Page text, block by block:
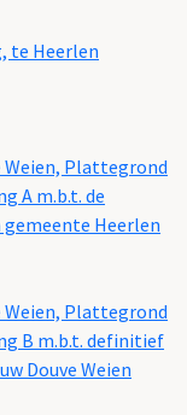
te Heerlen
Plattegrond
A m.b.t. de
Heerlen
Plattegrond
B m.b.t. definitief
Douve Weien